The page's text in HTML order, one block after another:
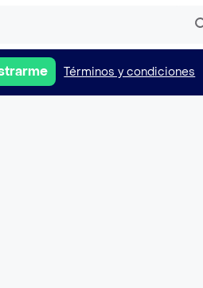
Términos y condiciones